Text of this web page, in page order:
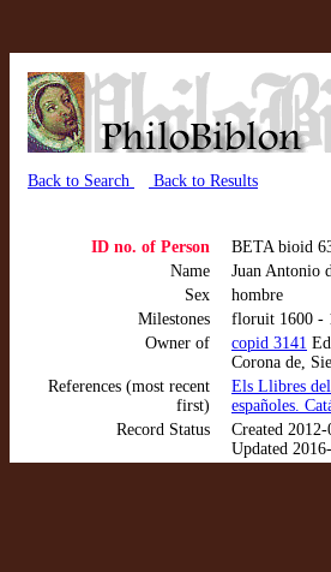
Back to Search Back to Results
ID no. of Person
BETA bioid
Name
Juan Antonio
Sex
hombre
Milestones
floruit 1600 -
Owner of
copid 3141
Corona de,
References (most recent
first)
Els Llibres
españoles.
Record Status
Created
Updated